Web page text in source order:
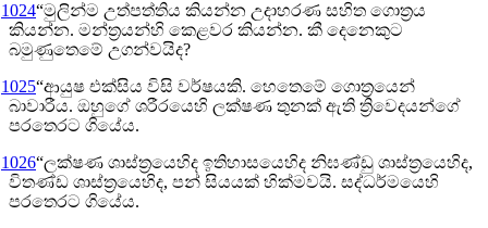
1024“මුලින්ම උත්පත්තිය කියන්න උදාහරණ සහිත ගොත්‍රය
කියන්න. මන්ත්‍රයන්හි කෙළවර කියන්න. කී දෙනෙකුට
බමුණුතෙමේ උගන්වයිද?
1025“ආයුෂ එක්සිය විසි වර්ෂයකි. හෙතෙමේ ගොත්‍රයෙන්
බාවාරීය. ඔහුගේ ශරීරයෙහි ලක්ෂණ තුනක් ඇති ත්‍රිවෙදයන්ගේ
පරතෙරට ගියේය.
1026“ලක්ෂණ ශාස්ත්‍රයෙහිද ඉතිහාසයෙහිද නිඝණ්ඩු ශාස්ත්‍රයෙහිද,
විතණ්ඩ ශාස්ත්‍රයෙහිද, පන් සියයක් හික්මවයි. සද්ධර්මයෙහි
පරතෙරට ගියේය.